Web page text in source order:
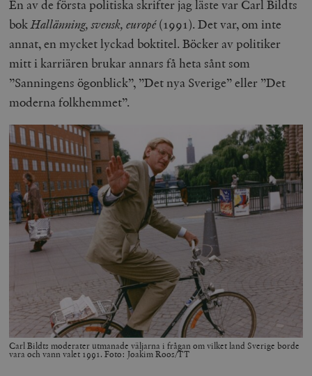
En av de första politiska skrifter jag läste var Carl Bildts
bokHallänning, svensk, europé(1991). Det var, om inte
annat, en mycket lyckad boktitel. Böcker av politiker
mitt i karriären brukar annars få heta sånt som
”Sanningens ögonblick”, ”Det nya Sverige” eller ”Det
moderna folkhemmet”.
Carl Bildts moderater utmanade väljarna i frågan om vilket land Sverige borde
vara och vann valet 1991. Foto: Joakim Roos/TT